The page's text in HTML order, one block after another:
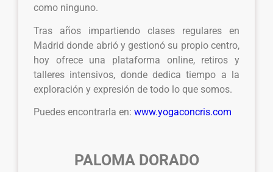
como ninguno.
Tras años impartiendo clases regulares en
Madrid donde abrió y gestionó su propio centro,
hoy ofrece una plataforma online, retiros y
talleres intensivos, donde dedica tiempo a la
exploración y expresión de todo lo que somos.
Puedes encontrarla en: www.yogaconcris.com
PALOMA DORADO